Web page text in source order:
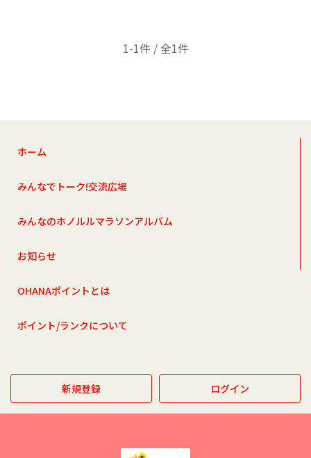
1-1件 / 全1件
ホーム
みんなでトーク!交流広場
みんなのホノルルマラソンアルバム
お知らせ
OHANAポイントとは
ポイント/ランクについて
新規登録 ログイン